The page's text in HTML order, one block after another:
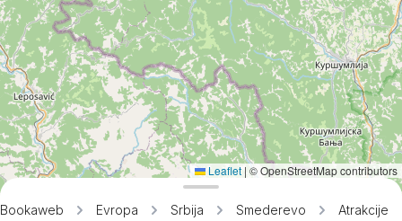
Bookaweb Evropa Srbija Smederevo Atrakcije
Leaflet | © OpenStreetMap contributors